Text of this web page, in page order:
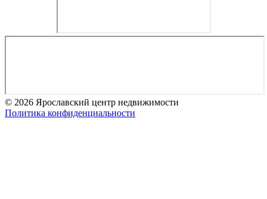
© 2026 Ярославский центр недвижимости
Политика конфиденциальности